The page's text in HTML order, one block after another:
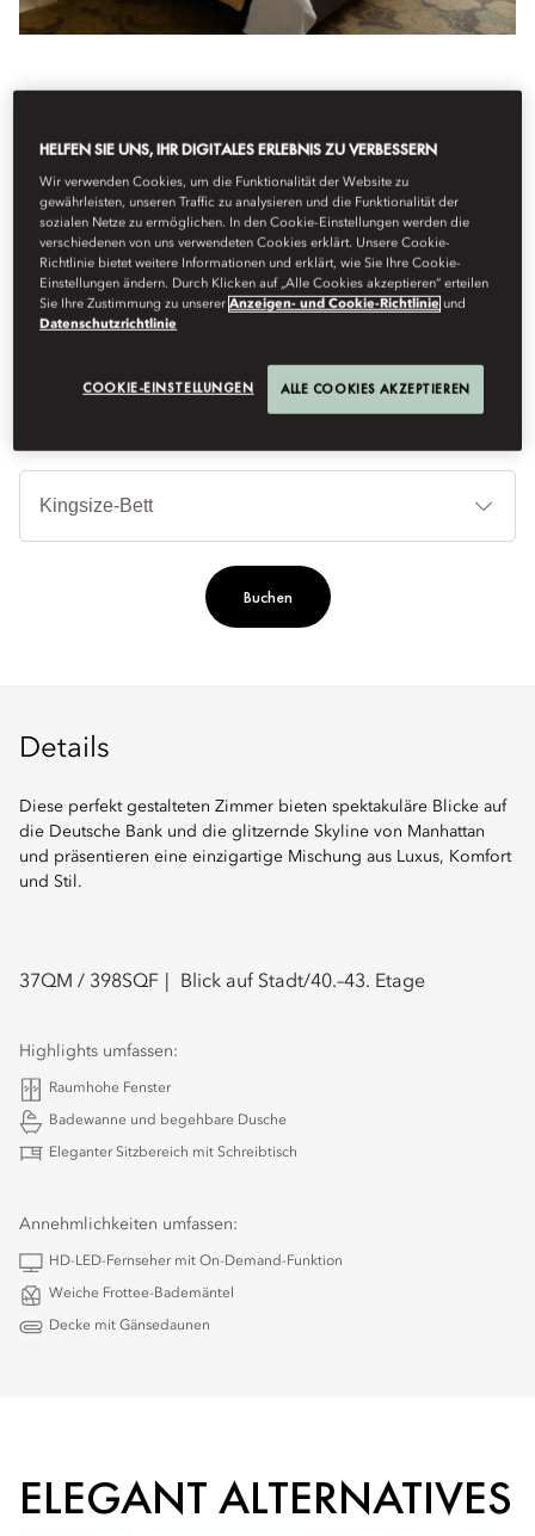
KINGSIZE-BETT UND
BLICK AUF DIE SKYLINE
Spektakuläre Blicke auf die Skyline von Manhattan von diesen
Buchen
Details
Diese perfekt gestalteten Zimmer bieten spektakuläre Blicke auf
die Deutsche Bank und die glitzernde Skyline von Manhattan
und präsentieren eine einzigartige Mischung aus Luxus, Komfort
und Stil.
37QM / 398SQF Blick auf Stadt/40.–43. Etage
Highlights umfassen:
Raumhohe Fenster
Badewanne und begehbare Dusche
Eleganter Sitzbereich mit Schreibtisch
Annehmlichkeiten umfassen:
HD-LED-Fernseher mit On-Demand-Funktion
Weiche Frottee-Bademäntel
Decke mit Gänsedaunen
ELEGANT ALTERNATIVES
HELFEN SIE UNS, IHR DIGITALES ERLEBNIS ZU VERBESSERN
Wir verwenden Cookies, um die Funktionalität der Website zu
gewährleisten, unseren Traffic zu analysieren und die Funktionalität der
sozialen Netze zu ermöglichen. In den Cookie-Einstellungen werden die
verschiedenen von uns verwendeten Cookies erklärt. Unsere Cookie-
Richtlinie bietet weitere Informationen und erklärt, wie Sie Ihre Cookie-
Einstellungen ändern. Durch Klicken auf „Alle Cookies akzeptieren“ erteilen
Sie Ihre Zustimmung zu unsererAnzeigen- und Cookie-Richtlinie und
Datenschutzrichtlinie
COOKIE-EINSTELLUNGEN ALLE COOKIES AKZEPTIEREN